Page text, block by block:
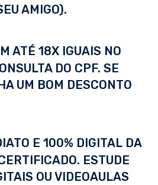
AMIGO).
ATÉ 18X IGUAIS NO
DO CPF. SE
UM BOM DESCONTO
E 100% DIGITAL DA
ESTUDE
OU VIDEOAULAS